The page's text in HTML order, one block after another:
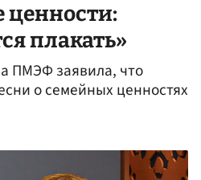
ценности:
плакать»
ПМЭФ заявила, что
о семейных ценностях